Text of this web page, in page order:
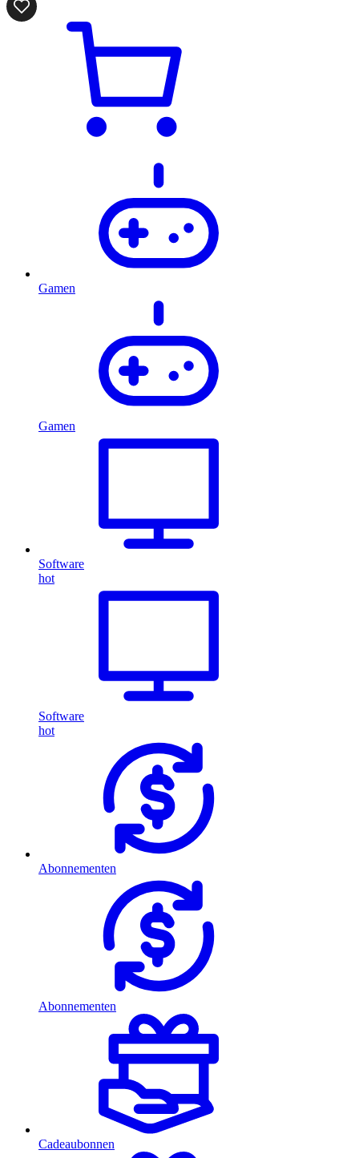
Gamen
Gamen
Software
hot
Software
hot
Abonnementen
Abonnementen
Cadeaubonnen